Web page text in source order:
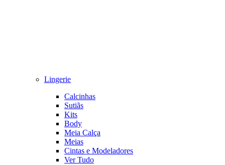
Lingerie
Calcinhas
Sutiãs
Kits
Body
Meia Calça
Meias
Cintas e Modeladores
Ver Tudo